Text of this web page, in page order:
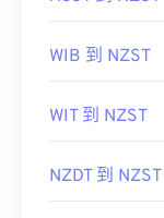
WIB 到 NZST
WIT 到 NZST
NZDT 到 NZST